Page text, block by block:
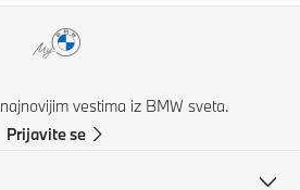
vestima iz BMW sveta.
Prijavite se